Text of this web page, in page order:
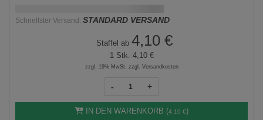
Schnellster Versand: STANDARD VERSAND
Staffel ab 4,10 €
1 Stk. 4,10 €
zzgl. 19% MwSt, zzgl. Versandkosten
- +
IN DEN WARENKORB (4,10 €)